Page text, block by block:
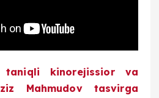
kinorejissior va
Mahmudov tasvirga